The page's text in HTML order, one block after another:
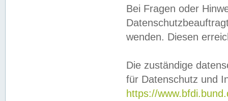
Bei Fragen oder
wenden. Diesen
Die zuständige
für Datenschutz und
https://